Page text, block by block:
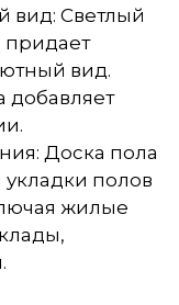
вид: Светлый
придает
вид.
добавляет
Доска пола
полов
жилые